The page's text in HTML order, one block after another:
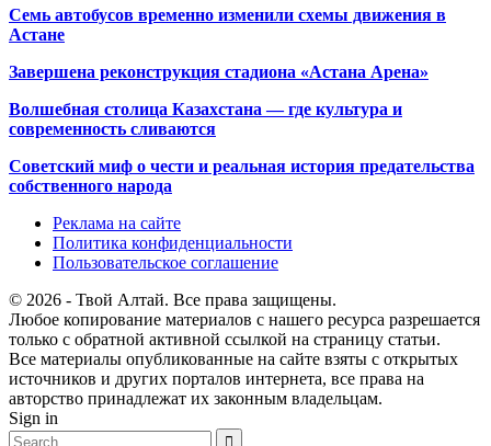
Семь автобусов временно изменили схемы движения в
Астане
Завершена реконструкция стадиона «Астана Арена»
Волшебная столица Казахстана — где культура и
современность сливаются
Советский миф о чести и реальная история предательства
собственного народа
Реклама на сайте
Политика конфиденциальности
Пользовательское соглашение
© 2026 - Твой Алтай. Все права защищены.
Любое копирование материалов с нашего ресурса разрешается
только с обратной активной ссылкой на страницу статьи.
Все материалы опубликованные на сайте взяты с открытых
источников и других порталов интернета, все права на
авторство принадлежат их законным владельцам.
Sign in